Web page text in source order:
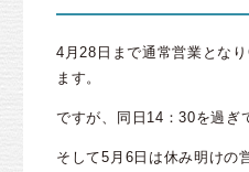
4月28日まで通常営業とな
ます。
ですが、同日14：30を過ぎ
そして5月6日は休み明けの